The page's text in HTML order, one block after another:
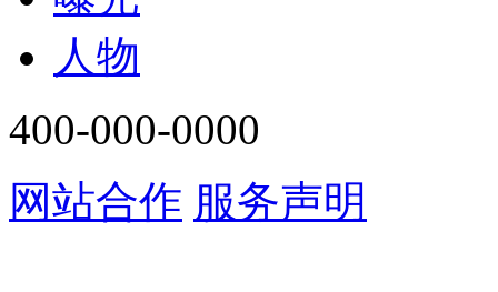
人物
400-000-0000
网站合作 服务声明